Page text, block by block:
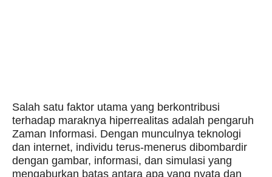
Salah satu faktor utama yang berkontribusi
terhadap maraknya hiperrealitas adalah pengaruh
Zaman Informasi. Dengan munculnya teknologi
dan internet, individu terus-menerus dibombardir
dengan gambar, informasi, dan simulasi yang
mengaburkan batas antara apa yang nyata dan